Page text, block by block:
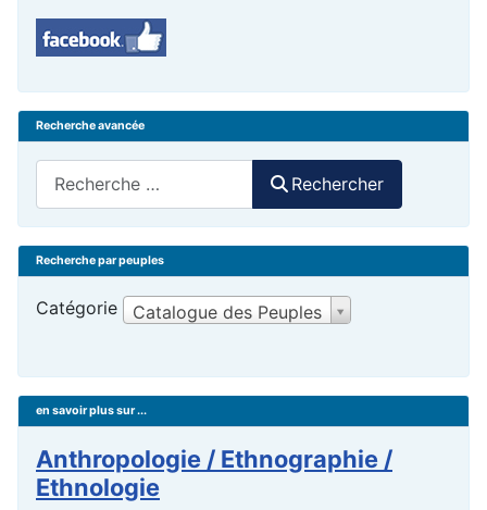
Recherche avancée
Rechercher
Recherche par peuples
Catégorie Catalogue des Peuples
en savoir plus sur ...
Anthropologie / Ethnographie /
Ethnologie